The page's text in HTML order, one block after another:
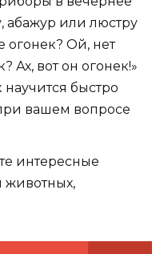
абажур или люстру
огонек? Ой, нет
Ах, вот он огонек!»
быстро
вашем вопросе
интересные
животных,